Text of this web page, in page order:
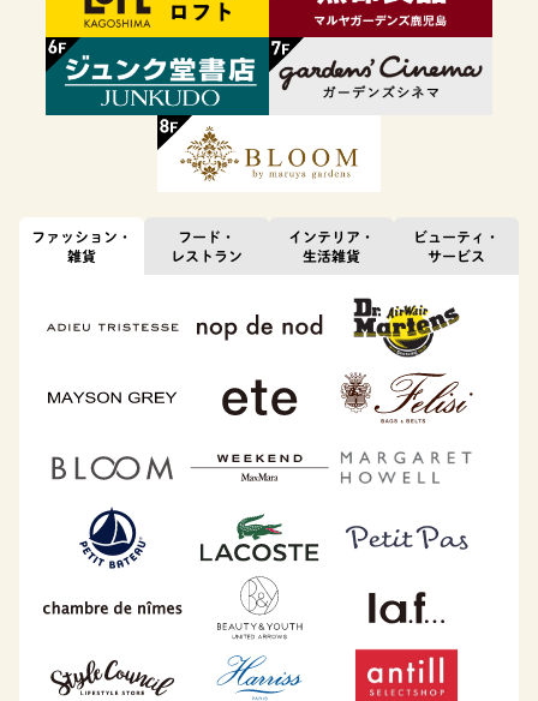
ファッション・
雑貨
フード・
レストラン
インテリア・
生活雑貨
ビューティ・
サービス